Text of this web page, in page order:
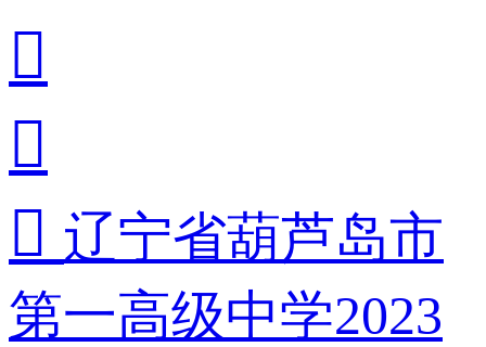


 辽宁省葫芦岛市
第一高级中学2023